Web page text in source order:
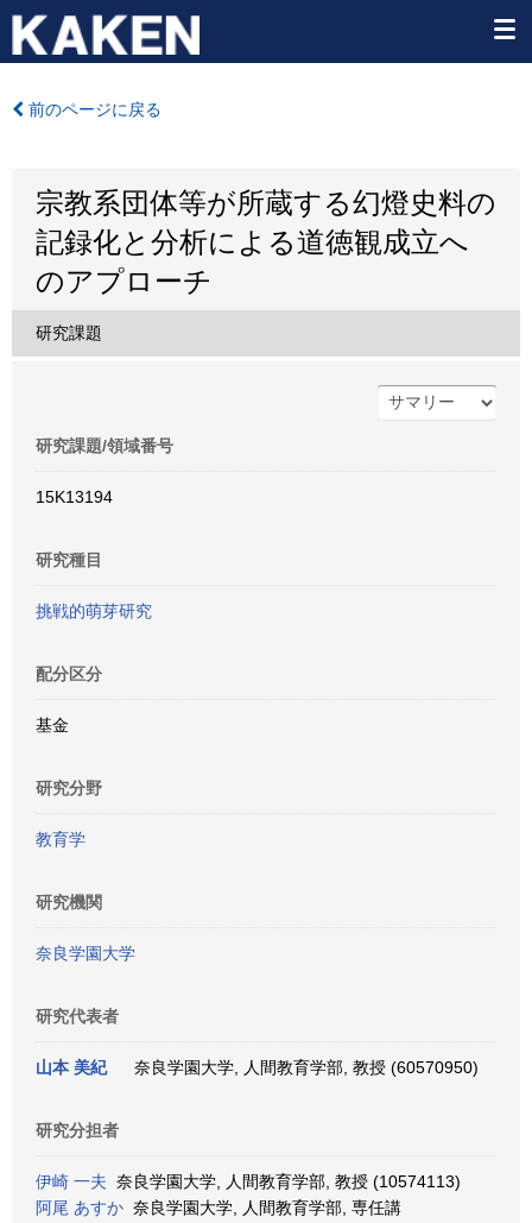
前のページに戻る
宗教系団体等が所蔵する幻燈史料の
記録化と分析による道徳観成立へ
のアプローチ
研究課題
研究課題/領域番号
15K13194
研究種目
挑戦的萌芽研究
配分区分
基金
研究分野
教育学
研究機関
奈良学園大学
研究代表者
山本 美紀 奈良学園大学, 人間教育学部, 教授 (60570950)
研究分担者
伊崎 一夫 奈良学園大学, 人間教育学部, 教授 (10574113)
阿尾 あすか 奈良学園大学, 人間教育学部, 専任講